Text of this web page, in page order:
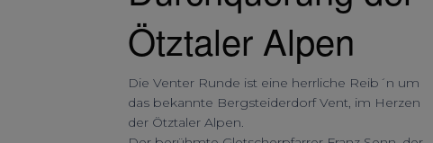
Ötztaler Alpen
Die Venter Runde ist eine herrliche Reib´n um
das bekannte Bergsteiderdorf Vent, im Herzen
der Ötztaler Alpen.